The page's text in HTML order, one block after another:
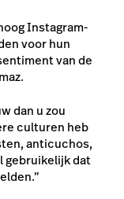
Instagram-
voor hun
van de
dan u zou
culturen heb
anticuchos,
gebruikelijk dat